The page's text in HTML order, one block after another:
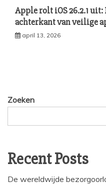
Apple rolt iOS 26.2.1
achterkant van veilige
april 13, 2026
Zoeken
Recent Posts
De wereldwijde